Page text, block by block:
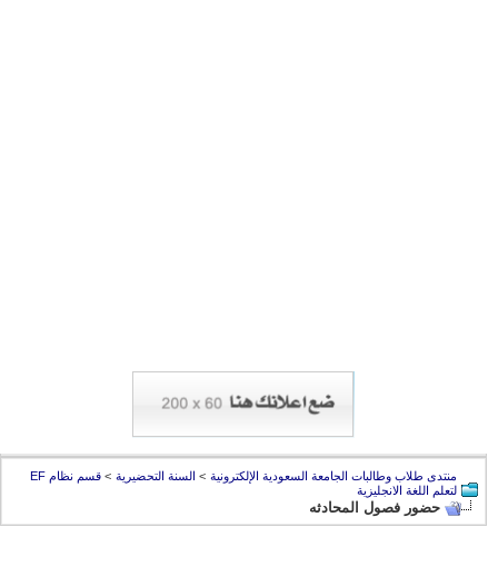
منتدى طلاب وطالبات الجامعة السعودية الإلكترونية > السنة التحضيرية >
قسم نظام EF
لتعلم اللغة الانجليزية
حضور فصول المحادثه